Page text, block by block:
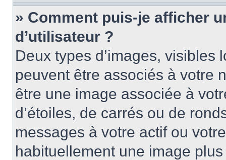
» Comment puis-je afficher
d’utilisateur ?
Deux types d’images,
peuvent être associés à votre
être une image associée à
d’étoiles, de carrés ou de
messages à votre actif ou
habituellement une image